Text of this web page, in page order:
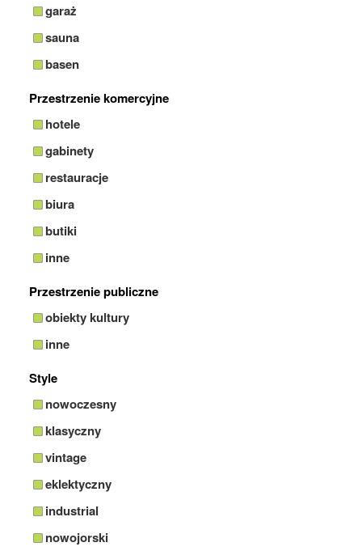
garaż
sauna
basen
Przestrzenie komercyjne
hotele
gabinety
restauracje
biura
butiki
inne
Przestrzenie publiczne
obiekty kultury
inne
Style
nowoczesny
klasyczny
vintage
eklektyczny
industrial
nowojorski